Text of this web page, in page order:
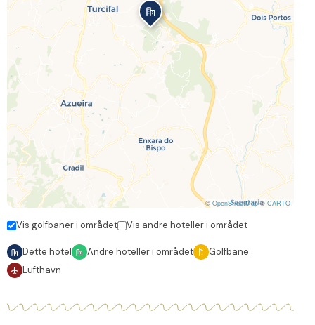
© OpenStreetMap© CARTO
Vis golfbaner i området Vis andre hoteller i området
Dette hotel Andre hoteller i området
Golfbane
Lufthavn